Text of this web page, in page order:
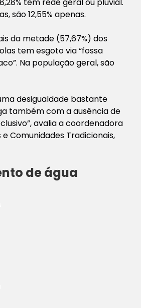
são 12,55% apenas.
da metade (57,67%) dos
tem esgoto via “fossa
Na população geral, são
desigualdade bastante
também com a ausência de
avalia a coordenadora
Comunidades Tradicionais,
de água